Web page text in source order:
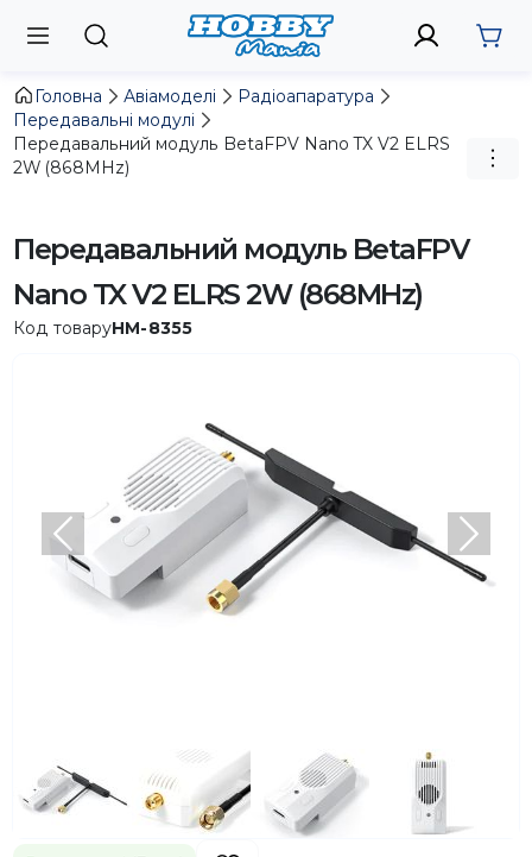
Головна Авіамоделі
Радіоапаратура
Передавальні модулі
Передавальний модуль BetaFPV Nano TX V2 ELRS
2W (868MHz)
Передавальний модуль BetaFPV
Nano TX V2 ELRS 2W (868MHz)
Код товаруHM-8355
Попередній